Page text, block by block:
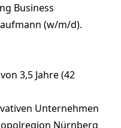
Business
(w/m/d).
3,5 Jahre (42
Unternehmen
Nürnberg